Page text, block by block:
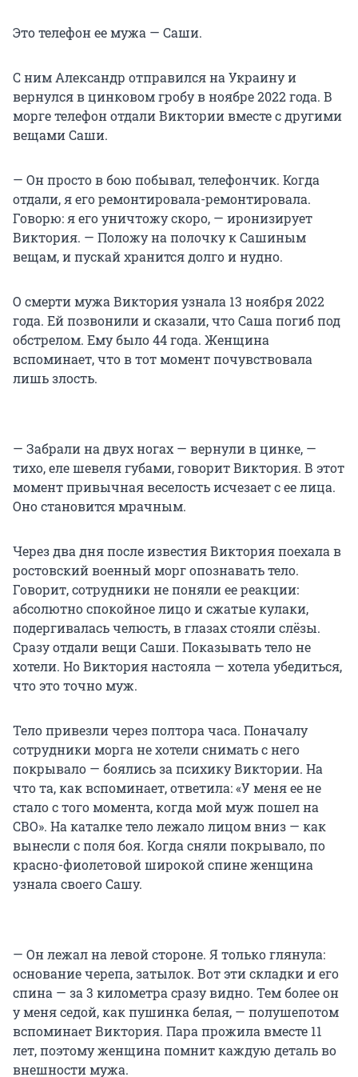
Это телефон ее мужа — Саши.
С ним Александр отправился на Украину и
вернулся в цинковом гробу в ноябре 2022 года. В
морге телефон отдали Виктории вместе с другими
вещами Саши.
— Он просто в бою побывал, телефончик. Когда
отдали, я его ремонтировала-ремонтировала.
Говорю: я его уничтожу скоро, — иронизирует
Виктория. — Положу на полочку к Сашиным
вещам, и пускай хранится долго и нудно.
О смерти мужа Виктория узнала 13 ноября 2022
года. Ей позвонили и сказали, что Саша погиб под
обстрелом. Ему было 44 года. Женщина
вспоминает, что в тот момент почувствовала
лишь злость.
— Забрали на двух ногах — вернули в цинке, —
тихо, еле шевеля губами, говорит Виктория. В этот
момент привычная веселость исчезает с ее лица.
Оно становится мрачным.
Через два дня после известия Виктория поехала в
ростовский военный морг опознавать тело.
Говорит, сотрудники не поняли ее реакции:
абсолютно спокойное лицо и сжатые кулаки,
подергивалась челюсть, в глазах стояли слёзы.
Сразу отдали вещи Саши. Показывать тело не
хотели. Но Виктория настояла — хотела убедиться,
что это точно муж.
Тело привезли через полтора часа. Поначалу
сотрудники морга не хотели снимать с него
покрывало — боялись за психику Виктории. На
что та, как вспоминает, ответила: «У меня ее не
стало с того момента, когда мой муж пошел на
СВО». На каталке тело лежало лицом вниз — как
вынесли с поля боя. Когда сняли покрывало, по
красно-фиолетовой широкой спине женщина
узнала своего Сашу.
— Он лежал на левой стороне. Я только глянула:
основание черепа, затылок. Вот эти складки и его
спина — за 3 километра сразу видно. Тем более он
у меня седой, как пушинка белая, — полушепотом
вспоминает Виктория. Пара прожила вместе 11
лет, поэтому женщина помнит каждую деталь во
внешности мужа.